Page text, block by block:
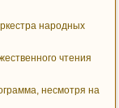
народных
чтения
несмотря на